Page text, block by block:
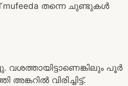
തന്നെ ചുണ്ടുകൾ
പൂർ
വിരിച്ചിട്ട്.